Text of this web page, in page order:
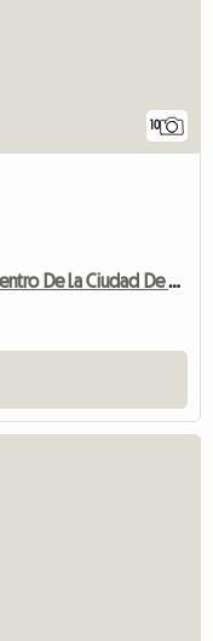
10
Habitación Doble Con Sala Privada En El Centro De La Ciudad De México